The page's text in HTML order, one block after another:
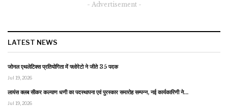
- Advertisement -
LATEST NEWS
जोनल एथलेटिक्स प्रतियोगिता में फ्लोरेटो ने जीते 35 पदक
Jul 19, 2026
लायंस क्लब सीकर कल्याण धणी का पदस्थापना एवं पुरस्कार समारोह सम्पन्न, नई कार्यकारिणी ने…
Jul 19, 2026